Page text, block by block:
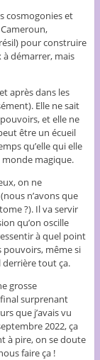
cosmogonies et
pour construire
à démarrer, mais
après dans les
Elle ne sait
et elle ne
être un écueil
qu’elle qui elle
monde magique.
on ne
n’avons que
?). Il va servir
qu’on oscille
à quel point
pouvoirs, même si
derrière tout ça.
grosse
surprenant
que j’avais vu
2022, ça
à pire, on se doute
faire ça !